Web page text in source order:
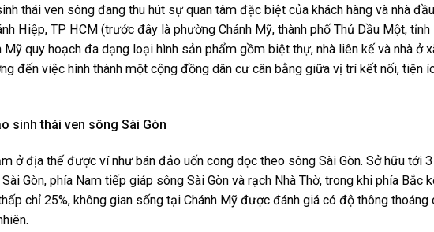
thái ven sông đang thu hút sự quan tâm đặc biệt của khách hàng và nhà
Hiệp, TP HCM (trước đây là phường Chánh Mỹ, thành phố Thủ Dầu Một,
Mỹ quy hoạch đa dạng loại hình sản phẩm gồm biệt thự, nhà liên kế và nhà ở
đến việc hình thành một cộng đồng dân cư cân bằng giữa vị trí kết nối, tiện
sinh thái ven sông Sài Gòn
ở địa thế được ví như bán đảo uốn cong dọc theo sông Sài Gòn. Sở hữu tới
Gòn, phía Nam tiếp giáp sông Sài Gòn và rạch Nhà Thờ, trong khi phía Bắc
chỉ 25%, không gian sống tại Chánh Mỹ được đánh giá có độ thông